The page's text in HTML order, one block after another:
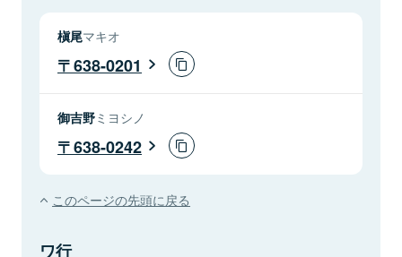
槇尾マキオ
638-0201
御吉野ミヨシノ
638-0242
このページの先頭に戻る
ワ行